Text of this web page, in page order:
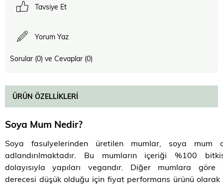
Tavsiye Et
Yorum Yaz
Sorular (0) ve Cevaplar (0)
ÜRÜN ÖZELLIKLERI
Soya Mum Nedir?
Soya fasulyelerinden üretilen mumlar, soya mum
adlandırılmaktadır. Bu mumların içeriği %100
dolayısıyla yapıları vegandır. Diğer mumlara göre
derecesi düşük olduğu için fiyat performans ürünü olarak